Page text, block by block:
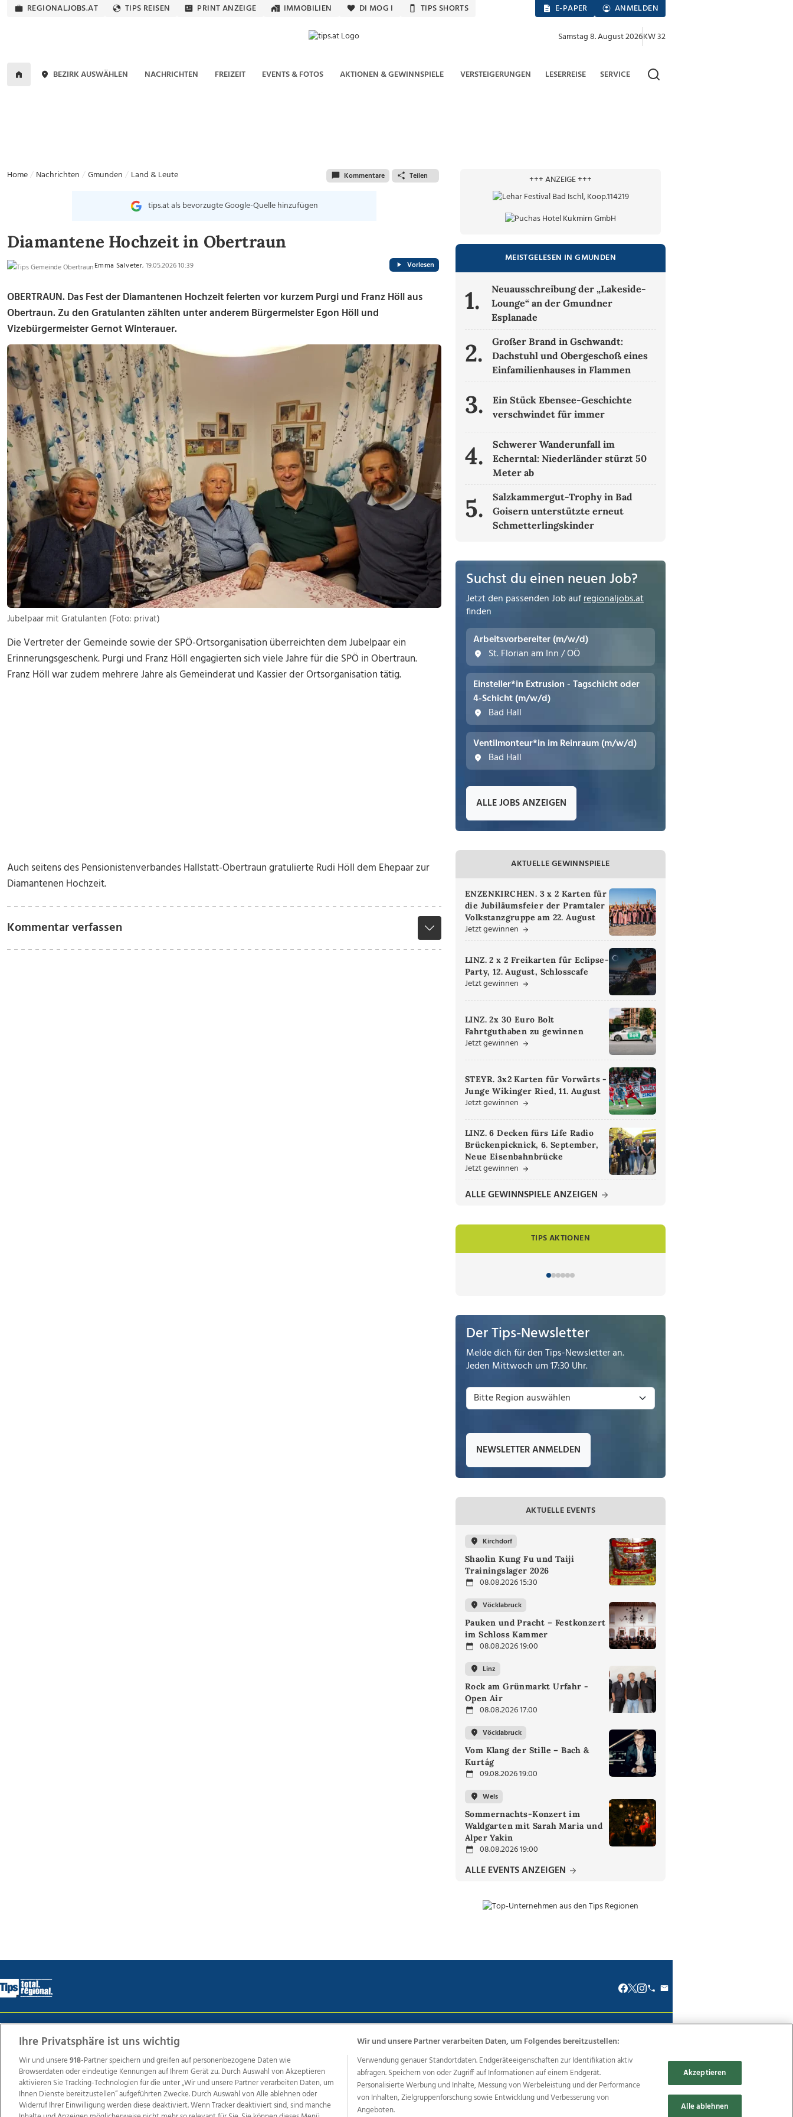
REGIONALJOBS.AT TIPS REISEN PRINT ANZEIGE IMMOBILIEN DI MOG I TIPS SHORTS E-PAPER ANMELDEN
Samstag 8. August 2026KW 32
BEZIRK AUSWÄHLEN NACHRICHTEN FREIZEIT EVENTS & FOTOS AKTIONEN & GEWINNSPIELE VERSTEIGERUNGEN LESERREISE SERVICE
Home Nachrichten Gmunden Land & Leute Kommentare Teilen
tips.at als bevorzugte Google-Quelle hinzufügen
Diamantene Hochzeit in Obertraun
Emma Salveter, 19.05.2026 10:39 Vorlesen
OBERTRAUN. Das Fest der Diamantenen Hochzeit feierten vor kurzem Purgi und Franz Höll aus
Obertraun. Zu den Gratulanten zählten unter anderem Bürgermeister Egon Höll und
Vizebürgermeister Gernot Winterauer.
Jubelpaar mit Gratulanten (Foto: privat)
Die Vertreter der Gemeinde sowie der SPÖ-Ortsorganisation überreichten dem Jubelpaar ein
Erinnerungsgeschenk. Purgi und Franz Höll engagierten sich viele Jahre für die SPÖ in Obertraun.
Franz Höll war zudem mehrere Jahre als Gemeinderat und Kassier der Ortsorganisation tätig.
Auch seitens des Pensionistenverbandes Hallstatt-Obertraun gratulierte Rudi Höll dem Ehepaar zur
Diamantenen Hochzeit.
Kommentar verfassen
+++ ANZEIGE +++
MEISTGELESEN IN GMUNDEN
1.
Neuausschreibung der „Lakeside-
Lounge“ an der Gmundner
Esplanade
2.
Großer Brand in Gschwandt:
Dachstuhl und Obergeschoß eines
Einfamilienhauses in Flammen
3.
Ein Stück Ebensee-Geschichte
verschwindet für immer
4.
Schwerer Wanderunfall im
Echerntal: Niederländer stürzt 50
Meter ab
5.
Salzkammergut-Trophy in Bad
Goisern unterstützte erneut
Schmetterlingskinder
Suchst du einen neuen Job?
Jetzt den passenden Job aufregionaljobs.at
finden
Arbeitsvorbereiter (m/w/d)
St. Florian am Inn / OÖ
Einsteller*in Extrusion - Tagschicht oder
4-Schicht (m/w/d)
Bad Hall
Ventilmonteur*in im Reinraum (m/w/d)
Bad Hall
ALLE JOBS ANZEIGEN
AKTUELLE GEWINNSPIELE
ENZENKIRCHEN. 3 x 2 Karten für
die Jubiläumsfeier der Pramtaler
Volkstanzgruppe am 22. August
Jetzt gewinnen
LINZ. 2 x 2 Freikarten für Eclipse-
Party, 12. August, Schlosscafe
Jetzt gewinnen
LINZ. 2x 30 Euro Bolt
Fahrtguthaben zu gewinnen
Jetzt gewinnen
STEYR. 3x2 Karten für Vorwärts -
Junge Wikinger Ried, 11. August
Jetzt gewinnen
LINZ. 6 Decken fürs Life Radio
Brückenpicknick, 6. September,
Neue Eisenbahnbrücke
Jetzt gewinnen
ALLE GEWINNSPIELE ANZEIGEN
TIPS AKTIONEN
Der Tips-Newsletter
Melde dich für den Tips-Newsletter an.
Jeden Mittwoch um 17:30 Uhr.
NEWSLETTER ANMELDEN
AKTUELLE EVENTS
Kirchdorf
Shaolin Kung Fu und Taiji
Trainingslager 2026
08.08.2026 15:30
Vöcklabruck
Pauken und Pracht – Festkonzert
im Schloss Kammer
08.08.2026 19:00
Linz
Rock am Grünmarkt Urfahr -
Open Air
08.08.2026 17:00
Vöcklabruck
Vom Klang der Stille – Bach &
Kurtág
09.08.2026 19:00
Wels
Sommernachts-Konzert im
Waldgarten mit Sarah Maria und
Alper Yakin
08.08.2026 19:00
ALLE EVENTS ANZEIGEN
Wir über uns Mediadaten Kontakt AGB Anzeigekunden AGB Website Ehrenkodex Politische Werbung
Weitere Angebote des Medienhauses Wimmer
TV1 di-mog-i.at OÖNow Ischler Woche Life Radio OÖNachrichten OÖN Immobilien OÖN Karriere OÖN Reise
Promenaden Galerien
Regionaljobs
wasistlos.at wirtrauern.at
Ihre Privatsphäre ist uns wichtig
Wir und unsere918-Partner speichern und greifen auf personenbezogene Daten wie
Browserdaten oder eindeutige Kennungen auf Ihrem Gerät zu. Durch Auswahl von Akzeptieren
aktivieren Sie Tracking-Technologien für die unter „Wir und unsere Partner verarbeiten Daten, um
Ihnen Dienste bereitzustellen“ aufgeführten Zwecke. Durch Auswahl von Alle ablehnen oder
Widerruf Ihrer Einwilligung werden diese deaktiviert. Wenn Tracker deaktiviert sind, sind manche
Wir und unsere Partner verarbeiten Daten, um Folgendes bereitzustellen:
Verwendung genauer Standortdaten. Endgeräteeigenschaften zur Identifikation aktiv
abfragen. Speichern von oder Zugriff auf Informationen auf einem Endgerät.
Personalisierte Werbung und Inhalte, Messung von Werbeleistung und der Performance
von Inhalten, Zielgruppenforschung sowie Entwicklung und Verbesserung von
Angeboten.
Akzeptieren
Alle ablehnen